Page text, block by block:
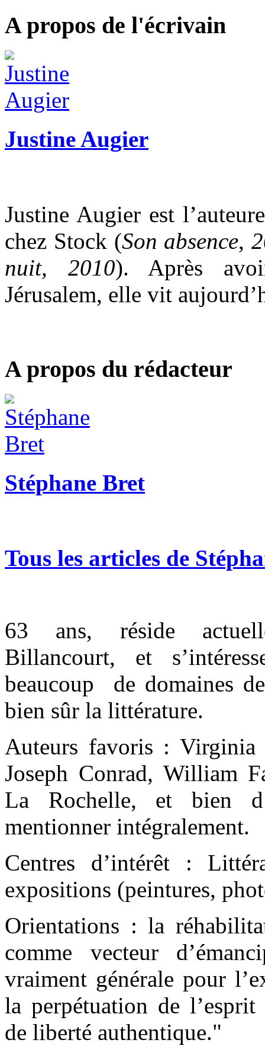
A propos de l'écrivain
Justine Augier
Justine Augier est
chez Stock (Son absence,
nuit, 2010). Après
Jérusalem, elle vit
A propos du rédacteur
Stéphane Bret
Tous les articles de
63 ans, réside
Billancourt, et
beaucoup de domaines
bien sûr la littérature.
Auteurs favoris : Virginia
Joseph Conrad, William
La Rochelle, et bien
mentionner intégralement.
Centres d’intérêt :
expositions (peintures,
Orientations : la
comme vecteur
vraiment générale pour
la perpétuation de
de liberté authentique."